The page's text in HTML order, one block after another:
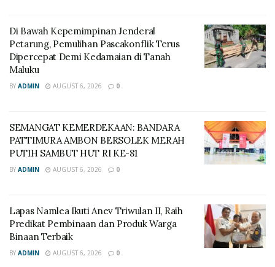
Di Bawah Kepemimpinan Jenderal
Petarung, Pemulihan Pascakonflik Terus
Dipercepat Demi Kedamaian di Tanah
Maluku
BY ADMIN AUGUST 6, 2026 0
SEMANGAT KEMERDEKAAN: BANDARA
PATTIMURA AMBON BERSOLEK MERAH
PUTIH SAMBUT HUT RI KE-81
BY ADMIN AUGUST 6, 2026 0
Lapas Namlea Ikuti Anev Triwulan II, Raih
Predikat Pembinaan dan Produk Warga
Binaan Terbaik
BY ADMIN AUGUST 6, 2026 0